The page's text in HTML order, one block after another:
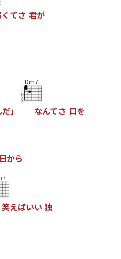
く てさ 君が
だ」
Dm7
なんてさ 口を
日から
笑えばいい 独